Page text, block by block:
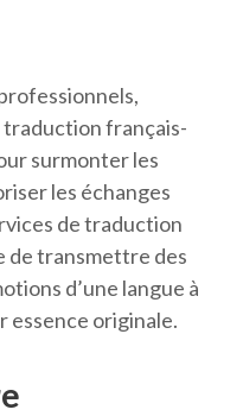
français-
surmonter les
les échanges
de traduction
de transmettre des
d’une langue à
essence originale.